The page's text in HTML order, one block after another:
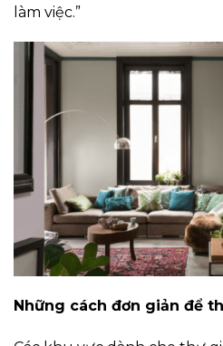
làm việc.”
Những cách đơn giản để